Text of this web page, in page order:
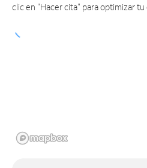
clic en "Hacer cita" para optimizar tu